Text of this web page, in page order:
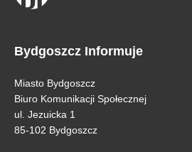
Bydgoszcz Informuje
Miasto Bydgoszcz
Biuro Komunikacji Społecznej
ul. Jezuicka 1
85-102 Bydgoszcz